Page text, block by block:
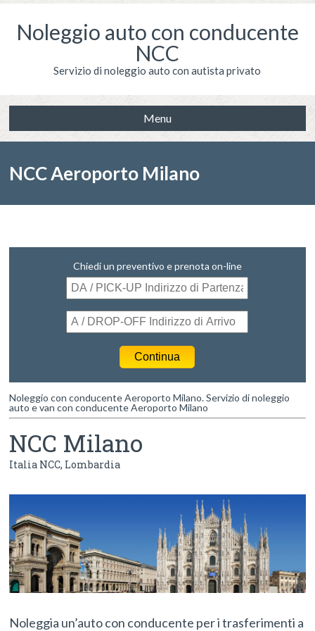
Noleggio auto con conducente
NCC
Servizio di noleggio auto con autista privato
Menu
NCC Aeroporto Milano
Chiedi un preventivo e prenota on-line
Noleggio con conducente Aeroporto Milano. Servizio di noleggio
auto e van con conducente Aeroporto Milano
NCC Milano
Italia NCC, Lombardia
Noleggia un’auto con conducente per i trasferimenti a